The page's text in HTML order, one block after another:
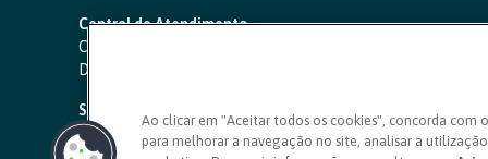
Central de Atendimento
Capitais e regiões metropolitanas:
Demais localidades:
SAC 24 horas
Ouvidoria
Ao clicar em "Aceitar todos os cookies", concorda com
para melhorar a navegação no site, analisar a